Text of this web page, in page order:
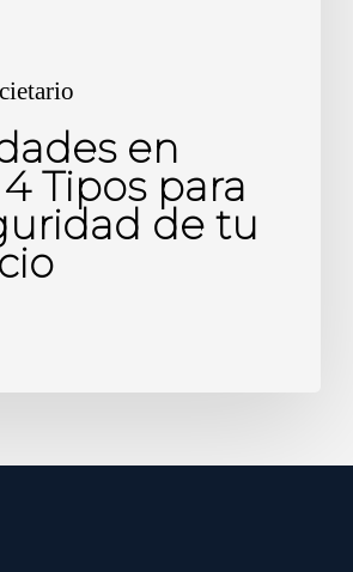
en
Tipos para
de tu